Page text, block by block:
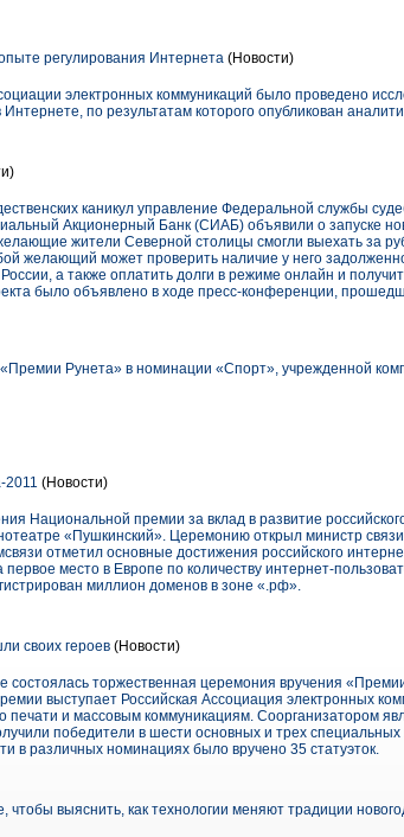
регулирования Интернета (Новости)
электронных коммуникаций было проведено
по результатам которого опубликован
каникул управление Федеральной службы
Акционерный Банк (СИАБ) объявили о запуске
жители Северной столицы смогли выехать за
желающий может проверить наличие у него
а также оплатить долги в режиме онлайн и
было объявлено в ходе пресс-конференции,
Рунета» в номинации «Спорт», учрежденной
2011 (Новости)
Национальной премии за вклад в развитие
«Пушкинский». Церемонию открыл министр
отметил основные достижения российского
место в Европе по количеству интернет-
миллион доменов в зоне «.рф».
своих героев (Новости)
состоялась торжественная церемония вручения
выступает Российская Ассоциация электронных
печати и массовым коммуникациям. Соорганизатором
победители в шести основных и трех
в различных номинациях было вручено 35 статуэток.
чтобы выяснить, как технологии меняют традиции